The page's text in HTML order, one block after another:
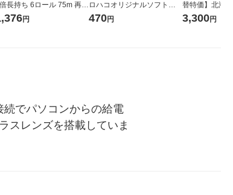
長持ち 6ロール 75m 再生
配合 スコッティフラワー
円
ロハコオリジナルソフトパ
ックティッシュ フィオナ オ
470円
替特価】北海
か 無洗米 5kg
3,300円
でパソコンからの給電
スレンズを搭載していま